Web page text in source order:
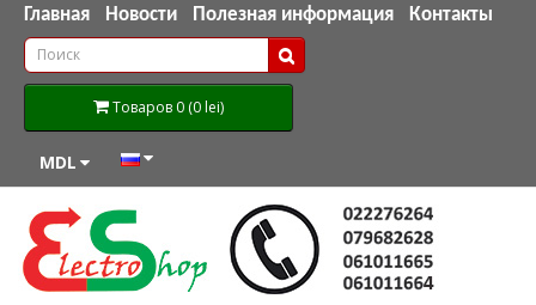
Главная Новости Полезная информация Контакты
Товаров 0 (0 lei)
MDL